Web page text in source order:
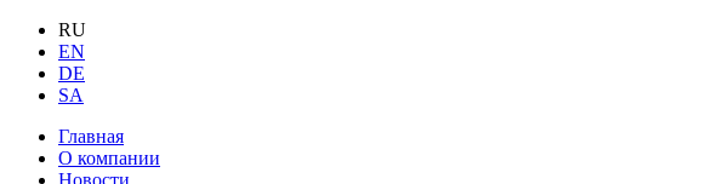
RU
EN
DE
SA
Главная
О компании
Новости